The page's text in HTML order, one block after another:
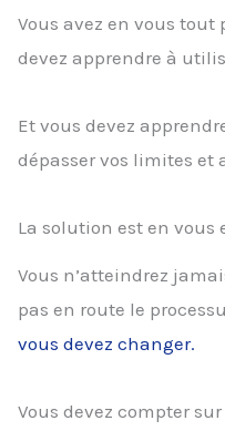
Vous avez en vous
devez apprendre à
Et vous devez
dépasser vos limites et
La solution est en vous
Vous n’atteindrez
pas en route le
vous devez changer.
Vous devez compter